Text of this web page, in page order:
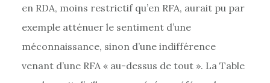
en RDA, moins restrictif qu’en RFA, aurait pu par
exemple atténuer le sentiment d’une
méconnaissance, sinon d’une indifférence
venant d’une RFA « au-dessus de tout ». La Table